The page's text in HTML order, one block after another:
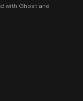
with Ghost and